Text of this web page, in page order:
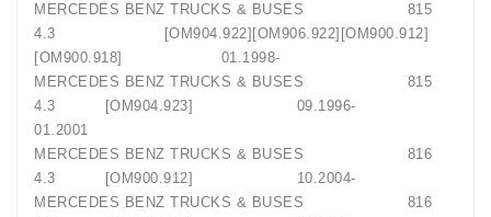
MERCEDES BENZ TRUCKS & BUSES 815
4.3 [OM904.922][OM906.922][OM900.912]
[OM900.918] 01.1998-
MERCEDES BENZ TRUCKS & BUSES 815
4.3 [OM904.923] 09.1996-
01.2001
MERCEDES BENZ TRUCKS & BUSES 816
4.3 [OM900.912] 10.2004-
MERCEDES BENZ TRUCKS & BUSES 816